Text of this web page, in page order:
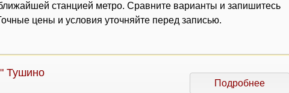
станцией метро. Сравните варианты и запишитесь
цены и условия уточняйте перед записью.
Тушино
Подробнее